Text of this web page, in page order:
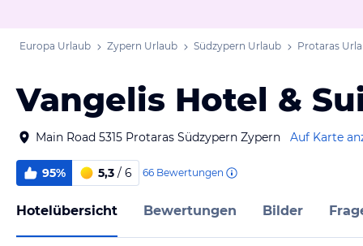
Europa Urlaub Zypern Urlaub Südzypern Urlaub Protaras
Vangelis Hotel &
Main Road 5315 Protaras Südzypern Zypern Auf Karte
95% 5,3 / 6 66 Bewertungen
Hotelübersicht Bewertungen Bilder